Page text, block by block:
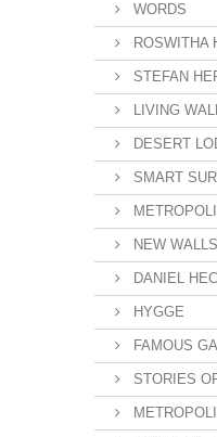
WORDS
ROSWITHA
STEFAN
LIVING
DESERT
SMART
NEW WALLS
DANIEL
HYGGE
FAMOUS
STORIES